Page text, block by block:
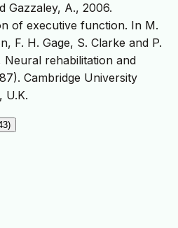
Gazzaley, A., 2006.
of executive function. In M.
F. H. Gage, S. Clarke and P.
Neural rehabilitation and
Cambridge University
U.K.